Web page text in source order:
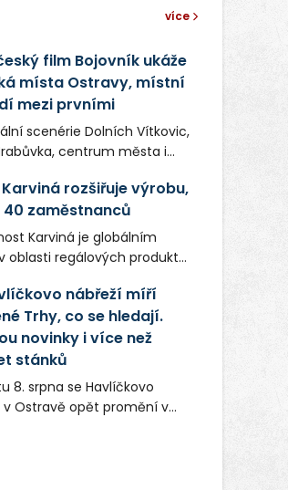
více
film Bojovník ukáže
místa Ostravy, místní
mezi prvními
scenérie Dolních Vítkovic,
centrum města i
filmu Bojovník, který vstoupí
13. srpna. Režiséři Vojtěch
Dianiška si
metropoli
náhodou – její syrová
se stala přirozenou
příběhu bývalého
šampiona Hoffa (Milan
jenž se po letech vrací do
zápasů, tentokrát
Karviná rozšiřuje výrobu,
40 zaměstnanců
Karviná je globálním
oblasti regálových produktů
na Karvinsku a
obrovským potenciálem.
nábřeží míří
Trhy, co se hledají.
novinky i více než
stánků
8. srpna se Havlíčkovo
v Ostravě opět promění v